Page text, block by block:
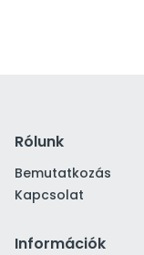
Rólunk
Bemutatkozás
Kapcsolat
Információk